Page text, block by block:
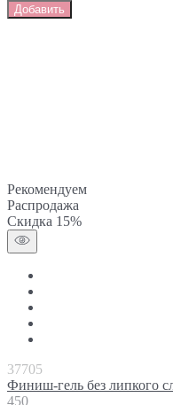
Добавить
Рекомендуем
Распродажа
Скидка 15%
37705
Финиш-гель без липкого
450